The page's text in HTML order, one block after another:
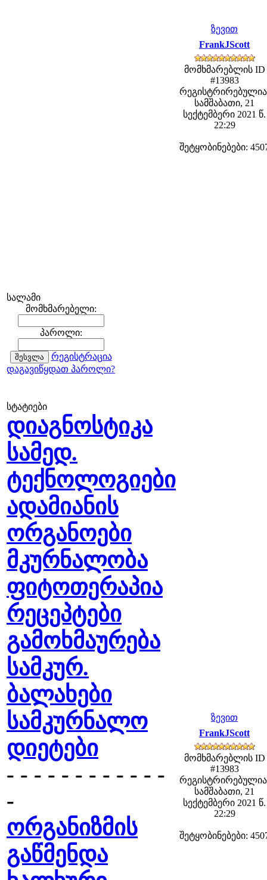
სალამი
მომხმარებელი:
პაროლი:
რეგისტრაცია
დაგავიწყდათ პაროლი?
სტატიები
დიაგნოსტიკა
სამედ.
ტექნოლოგიები
ადამიანის
ორგანოები
მკურნალობა
ფიტოთერაპია
რეცეპტები
გამოხმაურება
სამკურ.
ბალახები
სამკურნალო
დიეტები
- - - - - - - - - - - -
-
ორგანიზმის
გაწმენდა
ზევით
FrankJScott
მომხმარებლის ID
#13983
სამშაბათი, 21
სექტემბერი 2021 წ.
22:29
შეტყობინებები:
ზევით
FrankJScott
მომხმარებლის ID
#13983
სამშაბათი, 21
სექტემბერი 2021 წ.
22:29
შეტყობინებები: